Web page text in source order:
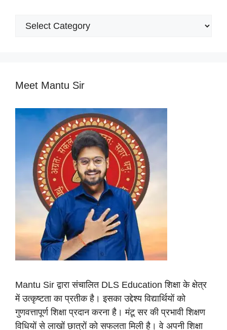
Popular
Meet Mantu Sir
Mantu Sir द्वारा संचालित DLS Education शिक्षा के क्षेत्र
में उत्कृष्टता का प्रतीक है। इसका उद्देश्य विद्यार्थियों को
गुणवत्तापूर्ण शिक्षा प्रदान करना है। मंटू सर की प्रभावी शिक्षण
विधियों से लाखों छात्रों को सफलता मिली है। वे अपनी शिक्षा